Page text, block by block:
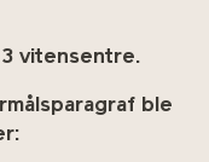
vitensentre.
ble